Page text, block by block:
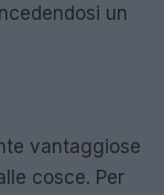
un
vantaggiose
cosce. Per